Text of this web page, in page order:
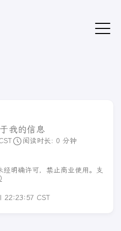
我的信息
阅读时长: 0 分钟
经明确许可，禁止商业使用。支
22:23:57 CST